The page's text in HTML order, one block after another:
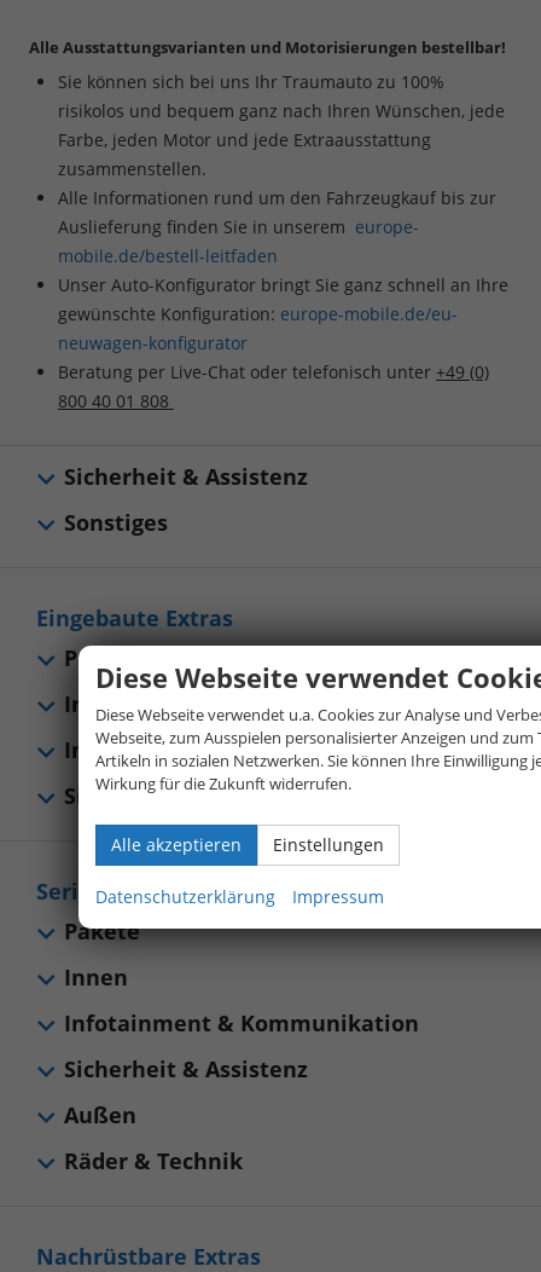
Alle Ausstattungsvarianten und Motorisierungen bestellbar!
Sie können sich bei uns Ihr Traumauto zu 100%
risikolos und bequem ganz nach Ihren Wünschen, jede
Farbe, jeden Motor und jede Extraausstattung
zusammenstellen.
Alle Informationen rund um den Fahrzeugkauf bis zur
Auslieferung finden Sie in unserem europe-
mobile.de/bestell-leitfaden
Unser Auto-Konfigurator bringt Sie ganz schnell an Ihre
gewünschte Konfiguration: europe-mobile.de/eu-
neuwagen-konfigurator
Beratung per Live-Chat oder telefonisch unter +49 (0)
800 40 01 808
Sicherheit & Assistenz
Sonstiges
Serienausstattungen
Pakete
Innen
Infotainment & Kommunikation
Sicherheit & Assistenz
Außen
Räder & Technik
Eingebaute Extras
Pakete
Innen
Infotainment & Kommunikation
Sicherheit & Assistenz
Nachrüstbare Extras
Diese Webseite verwendet
Diese Webseite verwendet u.a. Cookies zur Analyse und
Webseite, zum Ausspielen personalisierter Anzeigen und zum
Artikeln in sozialen Netzwerken. Sie können Ihre Einwilligung
Wirkung für die Zukunft widerrufen.
Alle akzeptieren Einstellungen
Datenschutzerklärung Impressum